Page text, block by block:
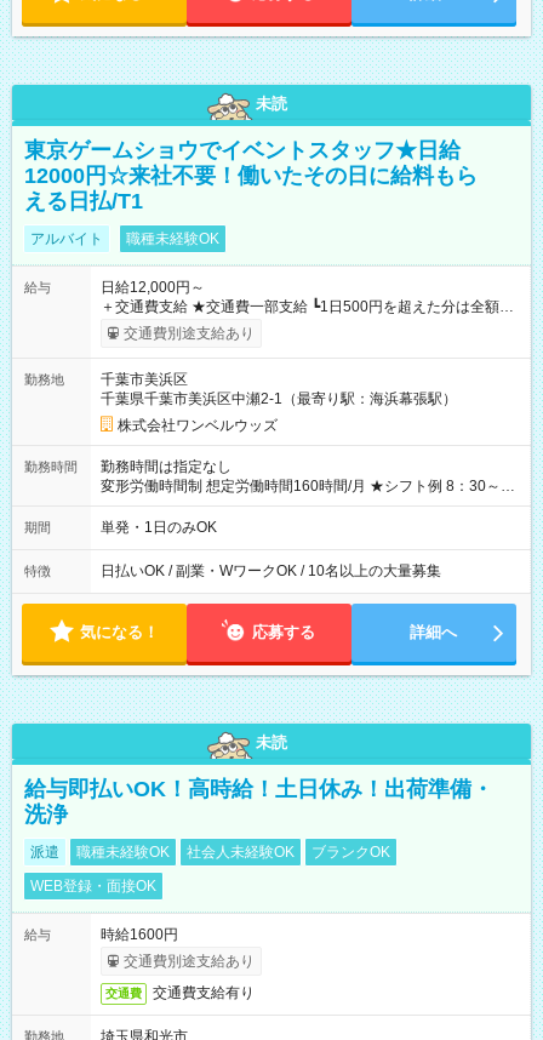
未読
東京ゲームショウでイベントスタッフ★日給
12000円☆来社不要！働いたその日に給料もら
える日払/T1
アルバイト 職種未経験OK
給与
日給12,000円～
＋交通費支給 ★交通費一部支給 ┗1日500円を超えた分は全額支
給！ ※往復500円以内の方は自己負担となります ★日払いOK！
（規定あり） ┗働いたその日に現金GET♪ お仕事後はコンビニ
なし
交通費別途支給あり
勤務地
千葉市美浜区
千葉県千葉市美浜区中瀬2-1（最寄り駅：海浜幕張駅）
株式会社ワンベルウッズ
勤務時間
勤務時間は指定なし
変形労働時間制 想定労働時間160時間/月 ★シフト例 8：30～
19：00
期間 単発・1日のみOK
特徴 日払いOK / 副業・WワークOK / 10名以上の大量募集
気になる！ 応募する 詳細へ
未読
給与即払いOK！高時給！土日休み！出荷準備・
洗浄
派遣 職種未経験OK 社会人未経験OK
ブランクOK
WEB登録・面接OK
給与
時給1600円
交通費別途支給あり
交通費 交通費支給有り
勤務地 埼玉県和光市